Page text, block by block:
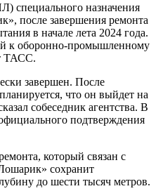
специального назначения
после завершения ремонта
в начале лета 2024 года.
к оборонно-промышленному
ТАСС.
завершен. После
что он выйдет на
собеседник агентства. В
подтверждения
который связан с
сохранит
до шести тысяч метров.